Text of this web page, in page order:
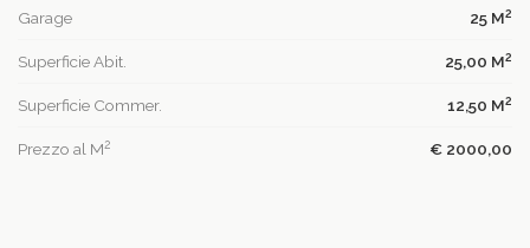
Garage 25 M2
Superficie Abit. 25,00 M2
Superficie Commer. 12,50 M2
Prezzo al M2 € 2000,00